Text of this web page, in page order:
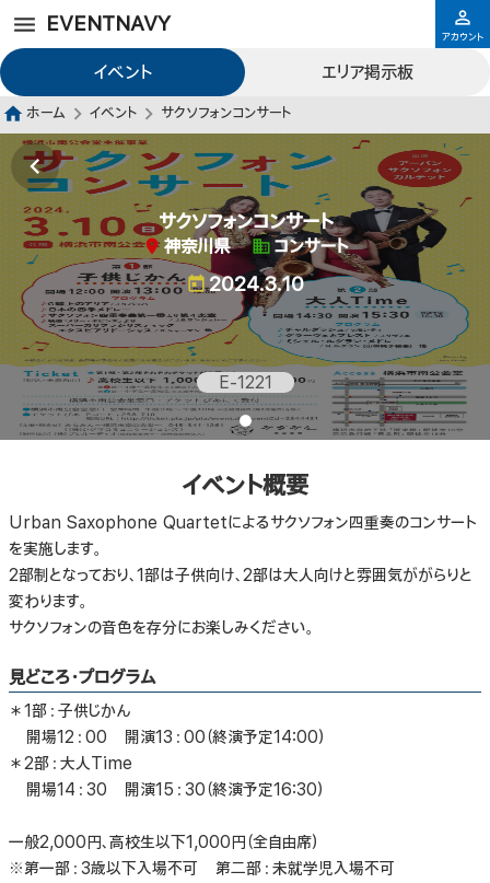
EVENTNAVY
イベント エリア掲示板
アカウント
ホーム イベント サクソフォンコンサート
サクソフォンコンサート
神奈川県 コンサート
2024.3.10
E-1221
イベント概要
Urban Saxophone Quartetによるサクソフォン四重奏のコンサート
を実施します。
2部制となっており、1部は子供向け、2部は大人向けと雰囲気ががらりと
変わります。
サクソフォンの音色を存分にお楽しみください。
見どころ・プログラム
＊1部：子供じかん
開場12：00 開演13：00（終演予定14:00）
＊2部：大人Time
開場14：30 開演15：30（終演予定16:30）
一般2,000円、高校生以下1,000円（全自由席）
※第一部：3歳以下入場不可 第二部：未就学児入場不可